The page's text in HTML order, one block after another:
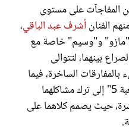
المفاجآت على مستوى
الفنانأشرف عبد الباقي،
"مازو" و"وسيم" خاصة مع
بينهما، لتتوالى
الساخرة، فيما
يضطر "مازو" و"وسيم" في "اللعبة 5" إلى ترك مشاكلهما
حيث يصمم كلاهما على